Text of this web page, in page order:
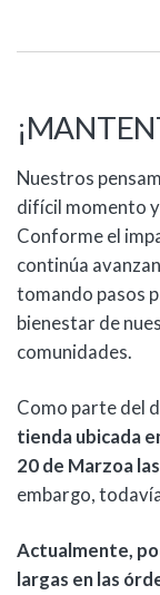
Nuestros
difícil momento
Conforme el
continúa
tomando pasos
bienestar de
comunidades.
Como parte del
tienda ubicada
20 de Marzoa
embargo,
Actualmente,
largas en las